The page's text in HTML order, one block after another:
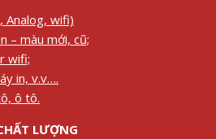
Analog, wifi)
– màu mới, cũ;
wifi;
in, v.v….
ô tô.
LƯỢNG